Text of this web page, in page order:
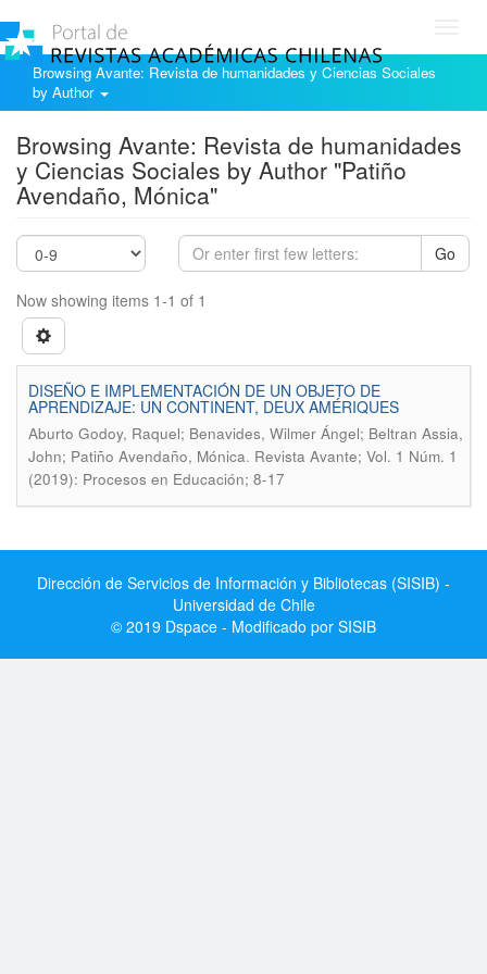
Browsing Avante: Revista de humanidades y Ciencias Sociales
by Author
Browsing Avante: Revista de humanidades
y Ciencias Sociales by Author "Patiño
Avendaño, Mónica"
Go
Now showing items 1-1 of 1
DISEÑO E IMPLEMENTACIÓN DE UN OBJETO DE
APRENDIZAJE: UN CONTINENT, DEUX AMÉRIQUES
Aburto Godoy, Raquel; Benavides, Wilmer Ángel; Beltran Assia,
John; Patiño Avendaño, Mónica. Revista Avante; Vol. 1 Núm. 1
(2019): Procesos en Educación; 8-17
Dirección de Servicios de Información y Bibliotecas (SISIB) -
Universidad de Chile
© 2019 Dspace - Modificado por SISIB